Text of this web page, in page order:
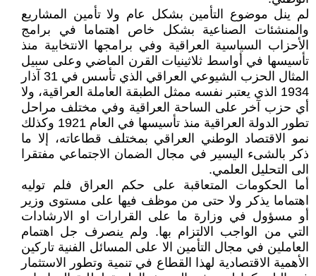
لم ينل موضوع التأمين بشكل عام ولا تأمين المشاريع
والمنشئات الصناعية بشكل خاص اهتماما في برامج
الأحزاب السياسية العراقية وفي برامجها الانتخابية منذ
تأسيسها في أواسط ثلاثينيات القرن الماضي وعلى سبيل
المثال الحزب الشيوعي العراقي الذي تأسس في 31 آذار
1934 الذي يعتبر نفسه ممثل الطبقة العاملة العراقية، ولا
أي حزب آخر على الساحة العراقية وفي مختلف مراحل
تطور الدولة العراقية منذ تأسيسها في العام 1921 وكذلك
نمو الاقتصاد الوطني العراقي بمختلف قطاعاته، إلا ما
ذكر بالشىء اليسير في مجال الضمان الاجتماعي مفتقرا
الى التحليل العلمي.
أما الحكومات المتعاقبة على حكم العراق فلم توليه
اهتماما يذكر ولا حتى من موظف فيها على مستوى وزير
أو مسؤول في وزارة ما على القرارات او الارشادات
التي من الواجب الالتزام بها. ولم ينصرف جل اهتمام
العاملين في مجال التأمين الا على المسائل الفنية تاركين
الأهمية الاقتصادية لهذا القطاع في تنمية وتطور الاستثمار